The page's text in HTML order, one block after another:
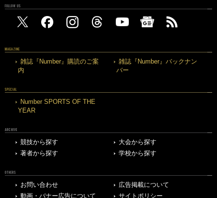
FOLLOW US
MAGAZINE
雑誌『Number』購読のご案
内
雑誌『Number』バックナン
バー
SPECIAL
Number SPORTS OF THE
YEAR
ARCHIVE
競技から探す
大会から探す
著者から探す
学校から探す
OTHERS
お問い合わせ
広告掲載について
動画・バナー広告について
サイトポリシー